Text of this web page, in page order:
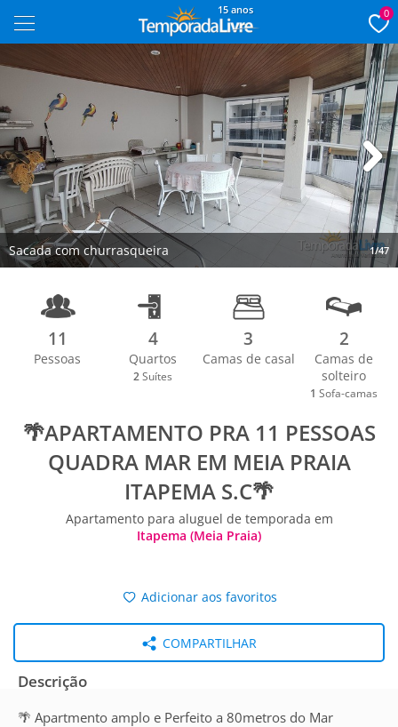
15 anos 0
Sacada com churrasqueira 1/47
Next
11
Pessoas
4
Quartos
2 Suítes
3
Camas de casal
2
Camas de
solteiro
1 Sofa-camas
🌴APARTAMENTO PRA 11 PESSOAS
QUADRA MAR EM MEIA PRAIA
ITAPEMA S.C🌴
Apartamento para aluguel de temporada em
Itapema (Meia Praia)
Adicionar aos favoritos
COMPARTILHAR
Descrição
🌴 Apartmento amplo e Perfeito a 80metros do Mar